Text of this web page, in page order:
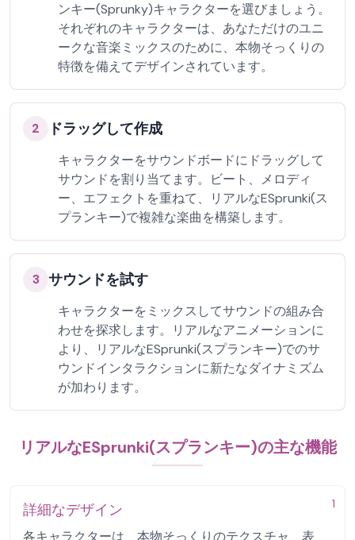
ンキー(Sprunky)キャラクターを選びましょう。
それぞれのキャラクターは、あなただけのユニ
ークな音楽ミックスのために、本物そっくりの
特徴を備えてデザインされています。
2 ドラッグして作成
キャラクターをサウンドボードにドラッグして
サウンドを割り当てます。ビート、メロディ
ー、エフェクトを重ねて、リアルなESprunki(ス
プランキー)で複雑な楽曲を構築します。
3 サウンドを試す
キャラクターをミックスしてサウンドの組み合
わせを探求します。リアルなアニメーションに
より、リアルなESprunki(スプランキー)でのサ
ウンドインタラクションに新たなダイナミズム
が加わります。
リアルなESprunki(スプランキー)の主な機能
1
詳細なデザイン
各キャラクターは、本物そっくりのテクスチャ、表